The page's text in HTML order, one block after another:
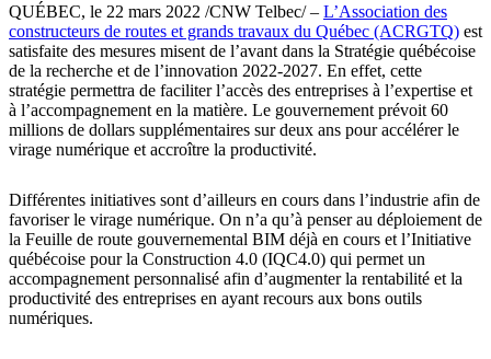
QUÉBEC, le 22 mars 2022 /CNW Telbec/ – L’Association des
constructeurs de routes et grands travaux du Québec (ACRGTQ) est
satisfaite des mesures misent de l’avant dans la Stratégie québécoise
de la recherche et de l’innovation 2022-2027. En effet, cette
stratégie permettra de faciliter l’accès des entreprises à l’expertise et
à l’accompagnement en la matière. Le gouvernement prévoit 60
millions de dollars supplémentaires sur deux ans pour accélérer le
virage numérique et accroître la productivité.
Différentes initiatives sont d’ailleurs en cours dans l’industrie afin de
favoriser le virage numérique. On n’a qu’à penser au déploiement de
la Feuille de route gouvernemental BIM déjà en cours et l’Initiative
québécoise pour la Construction 4.0 (IQC4.0) qui permet un
accompagnement personnalisé afin d’augmenter la rentabilité et la
productivité des entreprises en ayant recours aux bons outils
numériques.